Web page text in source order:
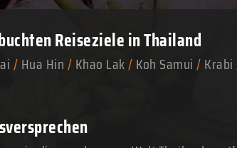
Reiseziele in Thailand
/Hua Hin/Khao Lak/Koh Samui/Krabi